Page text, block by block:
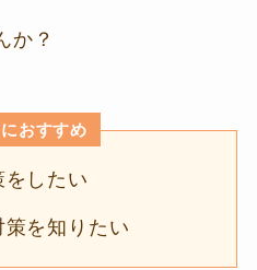
か？
おすすめ
したい
を知りたい